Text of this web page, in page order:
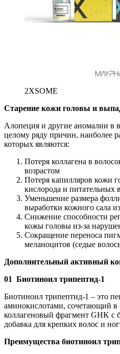
2XSOME
Старение кожи головы и
Алопеция и другие аномалии в
целому ряду причин, наиболее
которых являются:
Потеря коллагена в
возрастом
Потеря капилляров кожи
кислорода и питательных
Уменьшение размера
выработки кожного сала
Снижение способности
кожы головы из-за
Сокращение переноса
меланоцитов (седые
Дополнительный активный
01 Биотиноил трипептид-1
Биотиноил трипептид-1 – это
аминокислотами, сочетающий в
коллагеновый фрагмент GHK с
добавка для крепких волос и
Преимущества биотиноил